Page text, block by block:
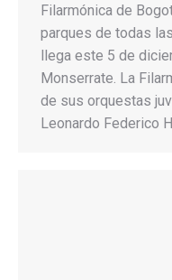
Filarmónica de
parques de todas
llega este 5 de
Monserrate. La
de sus orquestas
Leonardo Federico